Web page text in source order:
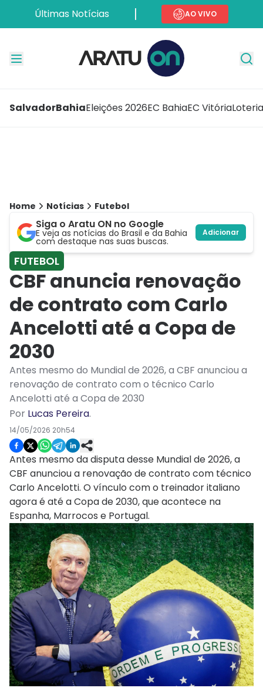
Últimas Notícias AO VIVO
SalvadorBahiaEleições 2026EC BahiaEC Vitória
Home Notícias Futebol
Siga o Aratu ON no Google
E veja as notícias do Brasil e da Bahia
com destaque nas suas buscas.
Adicionar
FUTEBOL
CBF anuncia renovação
de contrato com Carlo
Ancelotti até a Copa de
2030
Antes mesmo do Mundial de 2026, a CBF anunciou a
renovação de contrato com o técnico Carlo
Ancelotti até a Copa de 2030
Por Lucas Pereira.
14/05/2026 20h54
Antes mesmo da disputa desse Mundial de 2026, a
CBF anunciou a renovação de contrato com técnico
Carlo Ancelotti. O vínculo com o treinador italiano
agora é até a Copa de 2030, que acontece na
Espanha, Marrocos e Portugal.